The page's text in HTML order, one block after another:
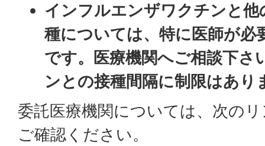
インフルエンザワクチンと
種については、特に医師が必
です。
医療機関へご相談下さ
ンとの接種間隔に制限はあり
委託医療機関については、次の
ご確認ください。